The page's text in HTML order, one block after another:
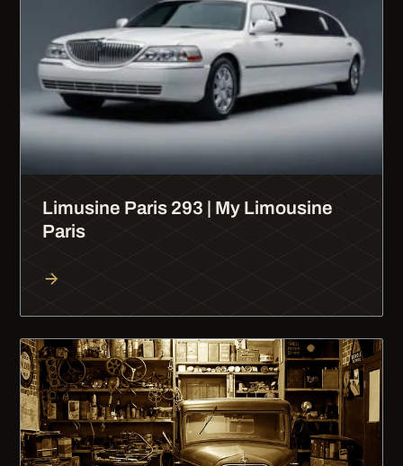
Limusine Paris 293 | My Limousine
Paris